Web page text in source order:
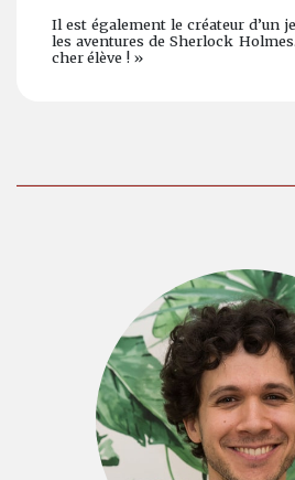
Il est également le créateur d’un
les aventures de Sherlock
cher élève ! »